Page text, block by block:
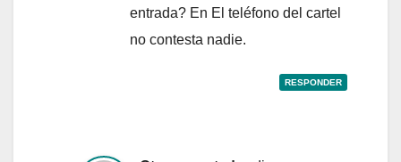
entrada? En El teléfono del cartel
no contesta nadie.
RESPONDER